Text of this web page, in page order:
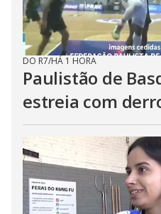
DO R7/HÁ 1 HORA
Paulistão de
estreia com